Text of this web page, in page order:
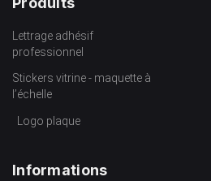
Lettrage adhésif
professionnel
Stickers vitrine - maquette à
l’échelle
Logo plaque
Informations